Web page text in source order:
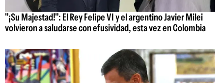
"¡Su Majestad!": El Rey Felipe VI y el argentino Javier Milei
volvieron a saludarse con efusividad, esta vez en Colombia